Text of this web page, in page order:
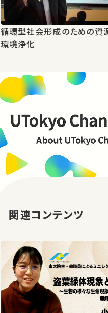
循環型社会形成のための資
環境浄化
関連コンテンツ